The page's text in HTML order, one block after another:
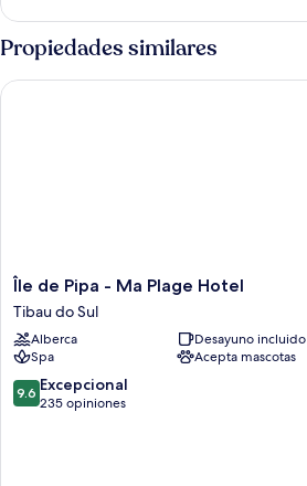
con
camas
Propiedades similares
Île
de
Pipa
-
Ma
Plage
Hotel
Île de Pipa - Ma Plage Hotel
Tibau do Sul
Alberca
Desayuno incluido
Spa
Acepta mascotas
9.6
de
9.6 Excepcional
235 opiniones
Île de Pipa - Ma Plage Hotel